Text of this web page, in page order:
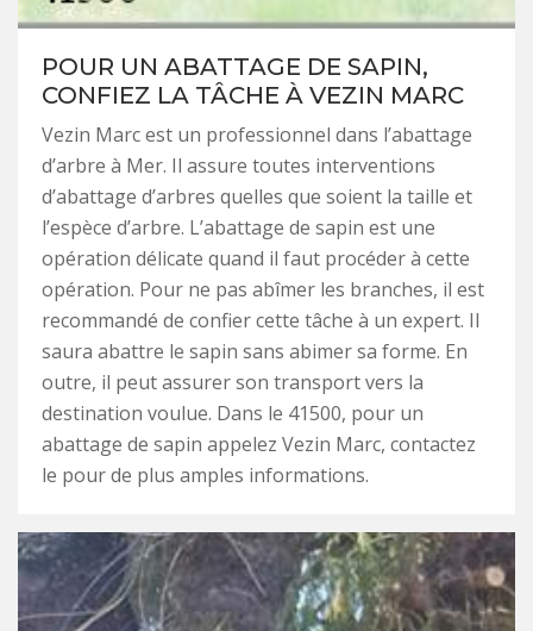
POUR UN ABATTAGE DE SAPIN,
CONFIEZ LA TÂCHE À VEZIN MARC
Vezin Marc est un professionnel dans l’abattage
d’arbre à Mer. Il assure toutes interventions
d’abattage d’arbres quelles que soient la taille et
l’espèce d’arbre. L’abattage de sapin est une
opération délicate quand il faut procéder à cette
opération. Pour ne pas abîmer les branches, il est
recommandé de confier cette tâche à un expert. Il
saura abattre le sapin sans abimer sa forme. En
outre, il peut assurer son transport vers la
destination voulue. Dans le 41500, pour un
abattage de sapin appelez Vezin Marc, contactez
le pour de plus amples informations.